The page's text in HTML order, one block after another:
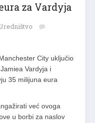
za Vardyja
City uključio
Vardyja i
35 milijuna eura
već ovoga
u borbi za naslov